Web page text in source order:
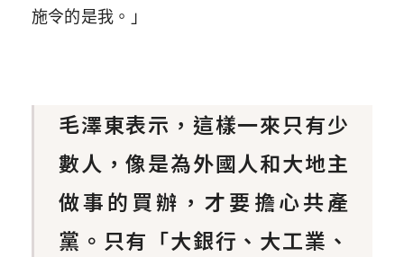
施令的是我。」
毛澤東表示，這樣一來只有少
數人，像是為外國人和大地主
做事的買辦，才要擔心共產
黨。只有「大銀行、大工業、